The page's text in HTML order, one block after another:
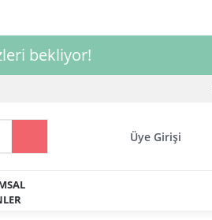
bekliyor!
Üye Girişi